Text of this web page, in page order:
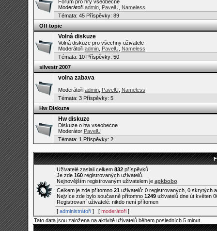
Forum pro hry vseobecne
Moderátoři admin, PavelU
Nameless
Témata: 45 Příspěvky: 89
Off topic
Volná diskuze
Volná diskuze pro všechny uživatele
Moderátoři admin, PavelU
Nameless
Témata: 10 Příspěvky: 50
silvestr 2007
volna zabava
Moderátoři admin, PavelU
Nameless
Témata: 3 Příspěvky: 5
Hw Diskuze
Hw diskuze
Diskuze o hw vseobecne
Moderátor PavelU
Témata: 1 Příspěvky: 2
Uživatelé zaslali celkem 832příspěvků.
Je zde 160registrovaných uživatelů.
Nejnovějším registrovaným uživatelem je apkbobo.
Celkem je zde přítomno 21uživatelů: 0 registrovaných, 0 skrytých
Nejvíce zde bylo současně přítomno 1249uživatelů dne út květen
Registrovaní uživatelé: nikdo není přítomen
[ administrátoři] [ moderátoři]
Tato data jsou založena na aktivitě uživatelů během posledních 5 minut.